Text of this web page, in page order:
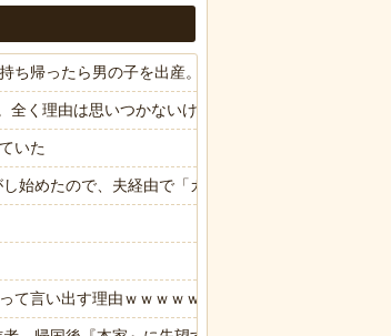
ち帰ったら男の子を出産。しばらくしてお礼も兼ね
く理由は思いつかないけど強いてあげるとすれば
いた
始めたので、夫経由で「ガンではないか」と伝えた
て言い出す理由ｗｗｗｗｗ